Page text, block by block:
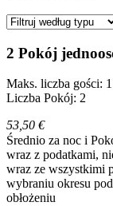
2 Pokój
Maks. liczba gości: 1
Liczba Pokój: 2
53,50 €
Średnio za noc i
wraz z podatkami,
wraz ze wszystkimi
wybraniu okresu
obłożeniu